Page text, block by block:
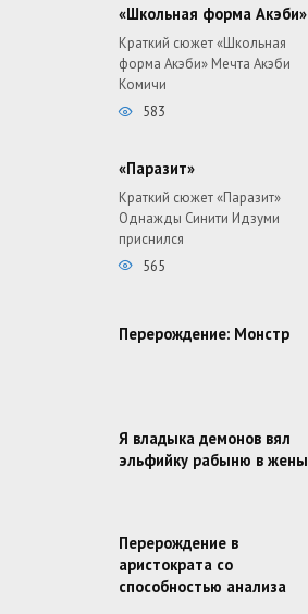
«Школьная форма Акэби»
Краткий сюжет «Школьная
форма Акэби» Мечта Акэби
Комичи
583
«Паразит»
Краткий сюжет «Паразит»
Однажды Синити Идзуми
приснился
565
Перерождение: Монстр
Я владыка демонов вял
эльфийку рабыню в жены
Перерождение в
аристократа со
способностью анализа